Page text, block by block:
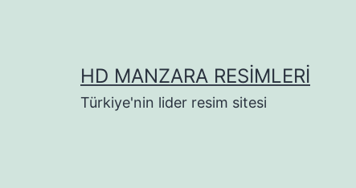
HD MANZARA RESIMLERI
Türkiye'nin lider resim sitesi